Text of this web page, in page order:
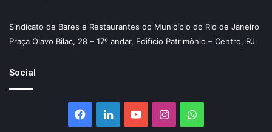
Sindicato de Bares e Restaurantes do Município do Rio de Janeiro
Praça Olavo Bilac, 28 – 17º andar, Edifício Patrimônio – Centro, RJ
Social
Facebook
LinkedinYouTubeInstagramWhatsApp